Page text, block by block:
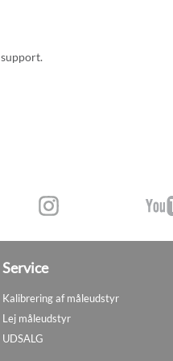
Service
Kalibrering af måleudstyr
Lej måleudstyr
UDSALG